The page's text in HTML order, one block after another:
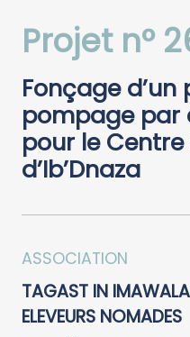
Projet n°
Fonçage
pompage par
pour le
d’Ib’Dnaza
ASSOCIATION
TAGAST IN
ELEVEURS NOMADES